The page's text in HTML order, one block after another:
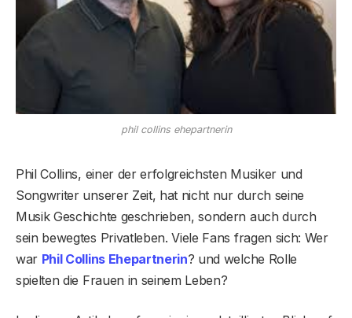
phil collins ehepartnerin
Phil Collins, einer der erfolgreichsten Musiker und
Songwriter unserer Zeit, hat nicht nur durch seine
Musik Geschichte geschrieben, sondern auch durch
sein bewegtes Privatleben. Viele Fans fragen sich: Wer
war Phil Collins Ehepartnerin? und welche Rolle
spielten die Frauen in seinem Leben?